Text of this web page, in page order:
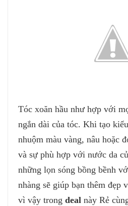
Tóc xoăn hầu như hợp với
ngắn dài của tóc. Khi tạo
nhuộm màu vàng, nâu hoặc
và sự phù hợp với nước da
những lọn sóng bồng bềnh
nhàng sẽ giúp bạn thêm đẹp
vì vậy trong deal này Rẻ